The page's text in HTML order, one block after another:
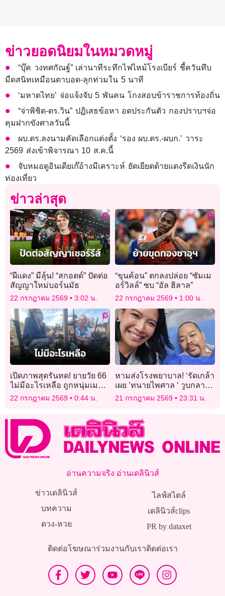
ข่าวยอดนิยมในหมวดหมู่
“บุ๊ค วงทศกัณฐ์” เล่านาทีระทึกไฟไหม้โรงเบียร์ ชี้ควันทึบ
มืดสนิทเหมือนตาบอด-ลุกท่วมใน 5 นาที
‘มหาดไทย’ จ่อแจ้งจับ 5 พันคน โกงสอบข้าราชการท้องถิ่น
“จ่าพิชิต-ดร.วิน” ปฏิเสธข้อหา อดประกันตัว กองปราบฯจ่อ
คุมฝากขังศาลวันนี้
ผบ.ตร.ลงนามคัดเลือกแต่งตั้ง ‘รอง ผบ.ตร.-ผบก.’ วาระ
2569 ส่งเข้าพิจารณา 10 ส.ค.นี้
จับหมอดูอินเดียเก๊อ้างมีเคราะห์ ยัดเยียดด้ายแดงรีดเงินนัก
ท่องเที่ยว
ข่าวล่าสุด
“ผีแดง” มีลุ้น! “สกอตต์” ปัดต่อ
สัญญาใหม่บอร์นมัธ
22 กรกฎาคม 2569 3:02 น.
“ขุนค้อน” ตกลงปล่อย “ซัมเม
อร์วิลล์” ซบ “อัล ฮิลาล”
22 กรกฎาคม 2569 1:00 น.
เปิดภาพสุดรันทด! ยายวัย 66
ไม่มีอะไรเหลือ ถูกหนุ่มเมา
ยาจุดเผาไฟบ้านลามวอด 7
22 กรกฎาคม 2569 0:44 น.
หามส่งโรงพยาบาล! ‘รัดเกล้า
เผย ’ทนายไพศาล ‘ วูบกลาง
วงประชุม กมธ.พบ หัวใจเต้น
ผิดจังหวะ ตอนนี้ปลอดภัย
21 กรกฎาคม 2569 23:31 น.
อ่านความจริง อ่านเดลินิวส์
ข่าวเดลินิวส์
บทความ
ดวง-หวย
ไลฟ์สไตล์
เดลินิวส์clips
PR by dataxet
ติดต่อโฆษณาร่วมงานกับเราติดต่อเรา